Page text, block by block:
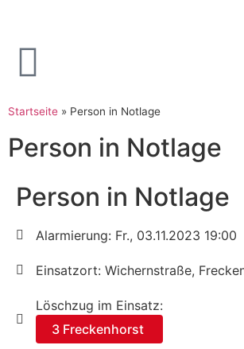
Startseite » Person in Notlage
Person in Notlage
Person in Notlage
Alarmierung: Fr., 03.11.2023 19:00
Einsatzort: Wichernstraße,
Löschzug im Einsatz:
3 Freckenhorst